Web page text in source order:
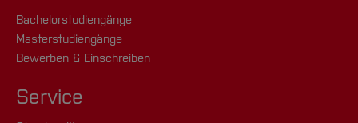
Bachelorstudiengänge
Masterstudiengänge
Bewerben & Einschreiben
Service